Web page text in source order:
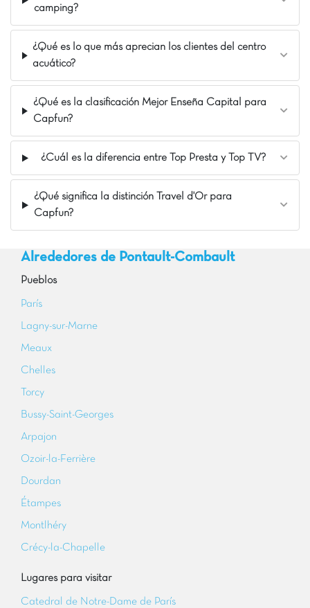
camping?
¿Qué es lo que más aprecian los clientes del centro
acuático?
¿Qué es la clasificación Mejor Enseña Capital para
Capfun?
¿Cuál es la diferencia entre Top Presta y Top TV?
¿Qué significa la distinción Travel d'Or para
Capfun?
Alrededores de Pontault-Combault
Pueblos
París
Lagny-sur-Marne
Meaux
Chelles
Torcy
Bussy-Saint-Georges
Arpajon
Ozoir-la-Ferrière
Dourdan
Étampes
Montlhéry
Crécy-la-Chapelle
Lugares para visitar
Catedral de Notre-Dame de París